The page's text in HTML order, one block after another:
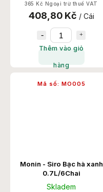
365 Kč Ngoại trừ thuế VAT
408,80 Kč / Cái
Thêm vào giỏ
hàng
Monin - Siro Bạc hà xanh
0.7L/6Chai
Skladem
Mã số: MO005